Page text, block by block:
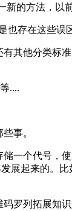
的方法，以
也存在这些误
其他分类标
....
事。
一个代号，
起来的。
罗列拓展知